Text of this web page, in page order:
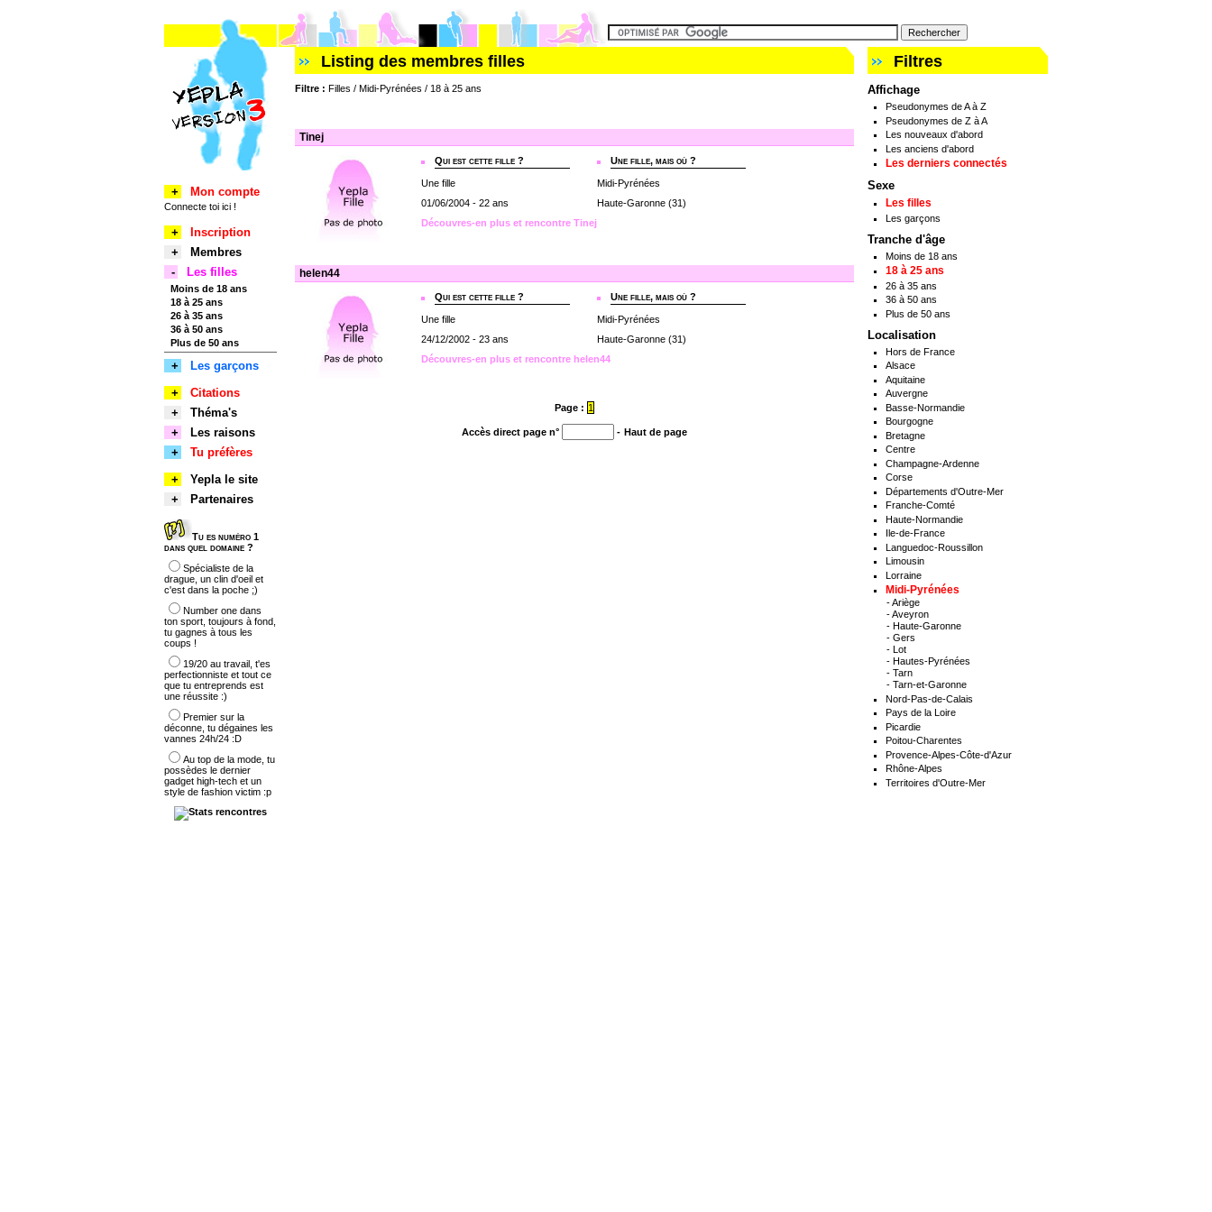
Listing des membres filles
Filtre : Filles / Midi-Pyrénées / 18 à 25 ans
Tinej
Qui est cette fille ?
Une fille
01/06/2004 - 22 ans
Une fille, mais où ?
Midi-Pyrénées
Haute-Garonne (31)
Découvres-en plus et rencontre Tinej
helen44
Qui est cette fille ?
Une fille
24/12/2002 - 23 ans
Une fille, mais où ?
Midi-Pyrénées
Haute-Garonne (31)
Découvres-en plus et rencontre helen44
Page : 1
Accès direct page n° - Haut de page
Filtres
Affichage
Pseudonymes de A à Z
Pseudonymes de Z à A
Les nouveaux d'abord
Les anciens d'abord
Les derniers connectés
Sexe
Les filles
Les garçons
Tranche d'âge
Moins de 18 ans
18 à 25 ans
26 à 35 ans
36 à 50 ans
Plus de 50 ans
Localisation
Hors de France
Alsace
Aquitaine
Auvergne
Basse-Normandie
Bourgogne
Bretagne
Centre
Champagne-Ardenne
Corse
Départements d'Outre-Mer
Franche-Comté
Haute-Normandie
Ile-de-France
Languedoc-Roussillon
Limousin
Lorraine
Midi-Pyrénées
-Ariège
-Aveyron
- Haute-Garonne
- Gers
- Lot
- Hautes-Pyrénées
- Tarn
- Tarn-et-Garonne
Nord-Pas-de-Calais
Pays de la Loire
Picardie
Poitou-Charentes
Provence-Alpes-Côte-d'Azur
Rhône-Alpes
Territoires d'Outre-Mer
+ Mon compte
Connecte toi ici !
+
Inscription
+
Membres
-
Les filles
Moins de 18 ans
18 à 25 ans
26 à 35 ans
36 à 50 ans
Plus de 50 ans
+
Les garçons
+
Citations
+
Théma's
+
Les raisons
+
Tu préfères
+
Yepla le site
+
Partenaires
Tu es numéro 1
dans quel domaine ?
Spécialiste de la
drague, un clin d'oeil et
c'est dans la poche ;)
Number one dans
ton sport, toujours à fond,
tu gagnes à tous les
coups !
19/20 au travail, t'es
perfectionniste et tout ce
que tu entreprends est
une réussite :)
Premier sur la
déconne, tu dégaines les
vannes 24h/24 :D
Au top de la mode, tu
possèdes le dernier
gadget high-tech et un
style de fashion victim :p